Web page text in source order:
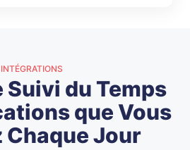
INTÉGRATIONS
du Temps
que Vous
Jour